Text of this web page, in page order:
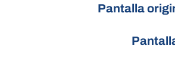
Pantalla